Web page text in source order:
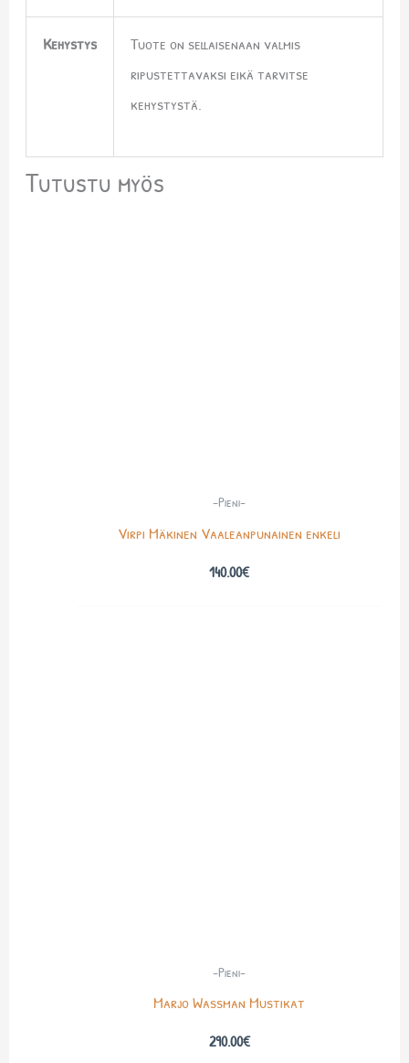
Kehystys
Tuote on sellaisenaan valmis
ripustettavaksi eikä tarvitse
kehystystä.
Tutustu myös
-Pieni-
Virpi Mäkinen Vaaleanpunainen enkeli
140.00€
-Pieni-
Marjo Wassman Mustikat
290.00€